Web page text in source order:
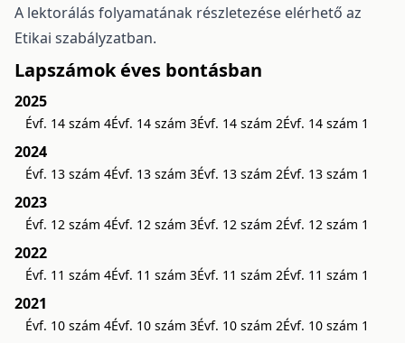
A lektorálás folyamatának részletezése elérhető az
Etikai szabályzatban.
Lapszámok éves bontásban
2025
Évf. 14 szám 4Évf. 14 szám 3Évf. 14 szám 2Évf. 14 szám 1
2024
Évf. 13 szám 4Évf. 13 szám 3Évf. 13 szám 2Évf. 13 szám 1
2023
Évf. 12 szám 4Évf. 12 szám 3Évf. 12 szám 2Évf. 12 szám 1
2022
Évf. 11 szám 4Évf. 11 szám 3Évf. 11 szám 2Évf. 11 szám 1
2021
Évf. 10 szám 4Évf. 10 szám 3Évf. 10 szám 2Évf. 10 szám 1